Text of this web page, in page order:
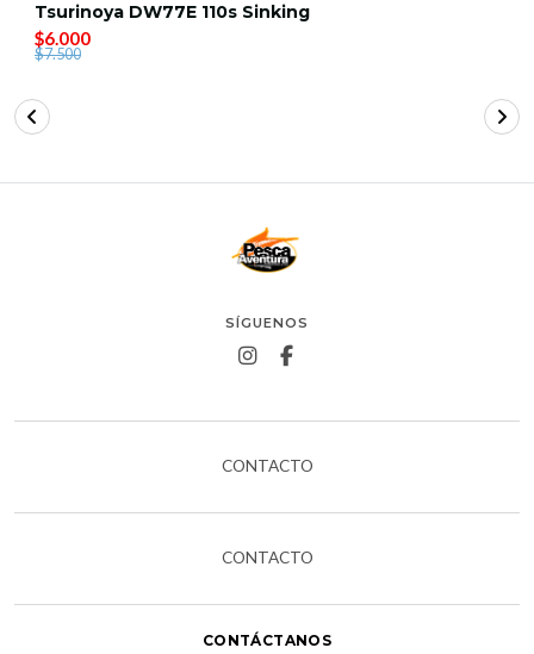
Tsurinoya DW77E 110s Sinking
$6.000
$7.500
SÍGUENOS
CONTACTO
CONTACTO
CONTÁCTANOS